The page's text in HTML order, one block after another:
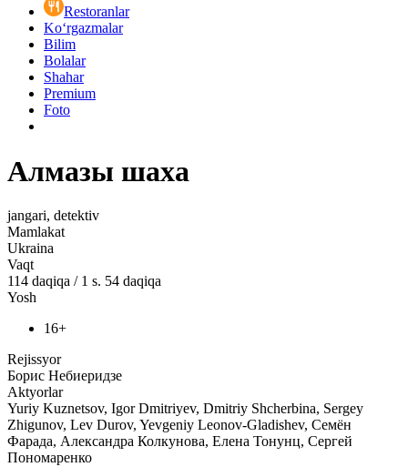
Restoranlar
Ko‘rgazmalar
Bilim
Bolalar
Shahar
Premium
Foto
Алмазы шаха
jangari, detektiv
Mamlakat
Ukraina
Vaqt
114 daqiqa / 1 s. 54 daqiqa
Yosh
16+
Rejissyor
Борис Небиеридзе
Aktyorlar
Yuriy Kuznetsov, Igor Dmitriyev, Dmitriy Shcherbina, Sergey
Zhigunov, Lev Durov, Yevgeniy Leonov-Gladishev, Семён
Фарада, Александра Колкунова, Елена Тонунц, Сергей
Пономаренко